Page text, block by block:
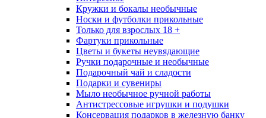
Кружки и бокалы необычные
Носки и футболки прикольные
Только для взрослых 18 +
Фартуки прикольные
Цветы и букеты неувядающие
Ручки подарочные и необычные
Подарочный чай и сладости
Подарки и сувениры
Мыло необычное ручной работы
Антистрессовые игрушки и подушки
Консервация подарков в железную банку